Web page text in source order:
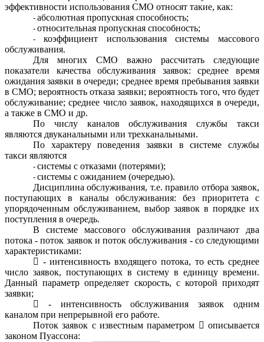
эффективности использования СМО относят такие, как:
абсолютная пропускная способность;
относительная пропускная способность;
коэффициент использования системы массового
обслуживания.
Для многих СМО важно рассчитать следующие
показатели качества обслуживания заявок: среднее время
ожидания заявки в очереди; среднее время пребывания заявки
в СМО; вероятность отказа заявки; вероятность того, что будет
обслуживание; среднее число заявок, находящихся в очереди,
а также в СМО и др.
По числу каналов обслуживания службы такси
являются двуканальными или трехканальными.
По характеру поведения заявки в системе службы
такси являются
системы с отказами (потерями);
системы с ожиданием (очередью).
Дисциплина обслуживания, т.е. правило отбора заявок,
поступающих в каналы обслуживания: без приоритета с
упорядоченным обслуживанием, выбор заявок в порядке их
поступления в очередь.
В системе массового обслуживания различают два
потока - поток заявок и поток обслуживания - со следующими
характеристиками:
 - интенсивность входящего потока, то есть среднее
число заявок, поступающих в систему в единицу времени.
Данный параметр определяет скорость, с которой приходят
заявки;

- интенсивность обслуживания заявок одним
каналом при непрерывной его работе.
Поток заявок с известным параметром  описывается
законом Пуассона: